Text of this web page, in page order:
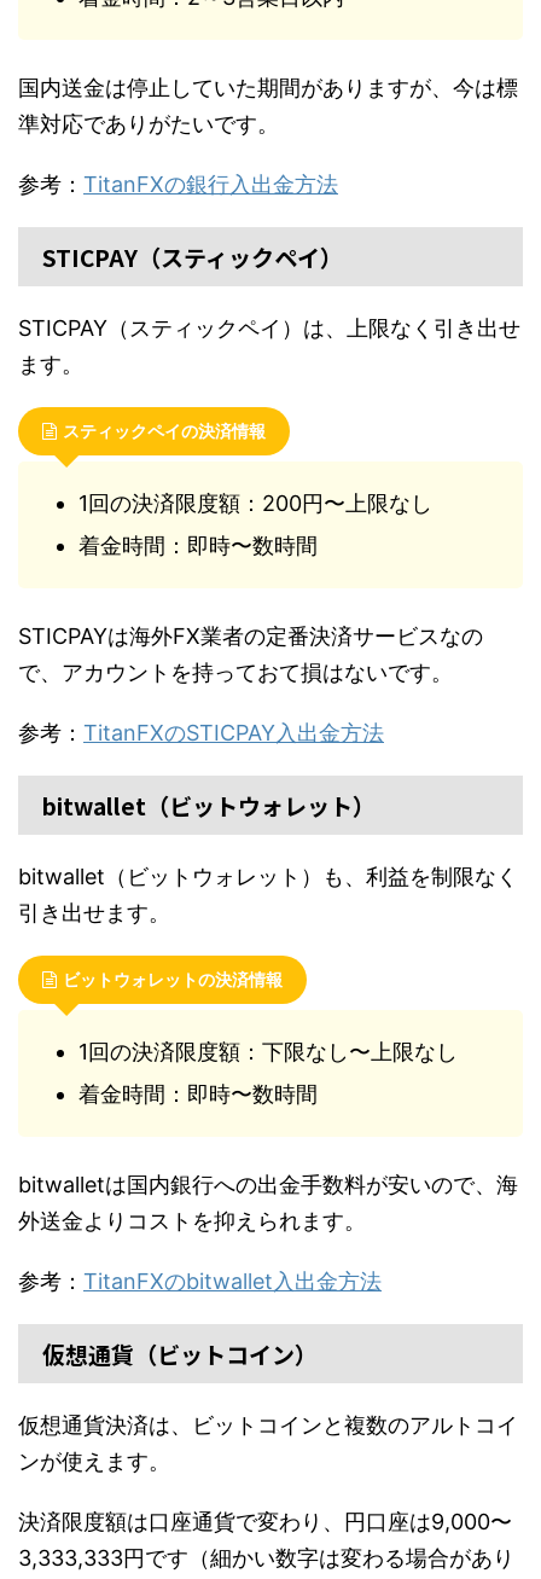
国内送金は停止していた期間がありますが、今は標
準対応でありがたいです。
参考： TitanFXの銀行入出金方法
STICPAY（スティックペイ）
STICPAY（スティックペイ）は、上限なく引き出せ
ます。
スティックペイの決済情報
1回の決済限度額：200円〜上限なし
着金時間：即時〜数時間
STICPAYは海外FX業者の定番決済サービスなの
で、アカウントを持っておて損はないです。
参考： TitanFXのSTICPAY入出金方法
bitwallet（ビットウォレット）
bitwallet（ビットウォレット）も、利益を制限なく
引き出せます。
ビットウォレットの決済情報
1回の決済限度額：下限なし〜上限なし
着金時間：即時〜数時間
bitwalletは国内銀行への出金手数料が安いので、海
外送金よりコストを抑えられます。
参考： TitanFXのbitwallet入出金方法
仮想通貨（ビットコイン）
仮想通貨決済は、ビットコインと複数のアルトコイ
ンが使えます。
決済限度額は口座通貨で変わり、円口座は9,000〜
3,333,333円です（細かい数字は変わる場合があり